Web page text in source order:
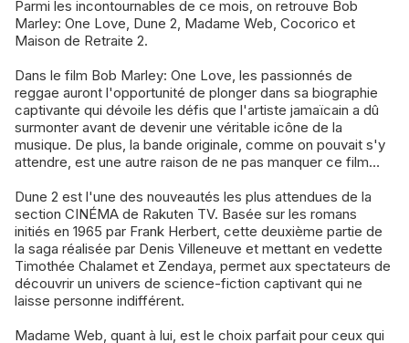
Parmi les incontournables de ce mois, on retrouve Bob
Marley: One Love, Dune 2, Madame Web, Cocorico et
Maison de Retraite 2.
Dans le film Bob Marley: One Love, les passionnés de
reggae auront l'opportunité de plonger dans sa biographie
captivante qui dévoile les défis que l'artiste jamaïcain a dû
surmonter avant de devenir une véritable icône de la
musique. De plus, la bande originale, comme on pouvait s'y
attendre, est une autre raison de ne pas manquer ce film…
Dune 2 est l'une des nouveautés les plus attendues de la
section CINÉMA de Rakuten TV. Basée sur les romans
initiés en 1965 par Frank Herbert, cette deuxième partie de
la saga réalisée par Denis Villeneuve et mettant en vedette
Timothée Chalamet et Zendaya, permet aux spectateurs de
découvrir un univers de science-fiction captivant qui ne
laisse personne indifférent.
Madame Web, quant à lui, est le choix parfait pour ceux qui